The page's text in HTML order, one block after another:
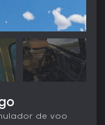
de voo